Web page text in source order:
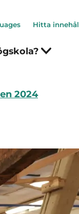
Hitta
2024